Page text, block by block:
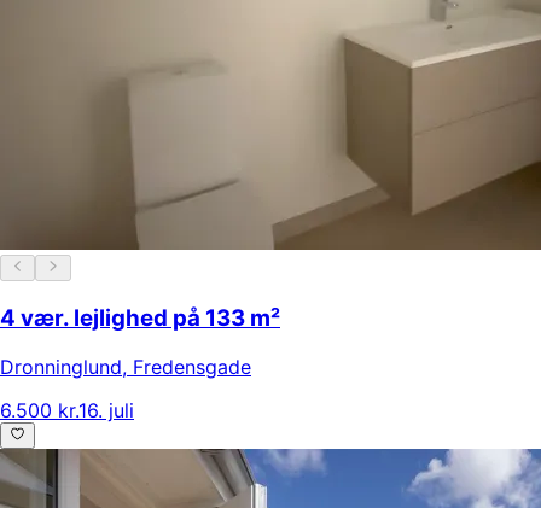
4 vær. lejlighed på 133 m²
Dronninglund, Fredensgade
6.500 kr.16. juli